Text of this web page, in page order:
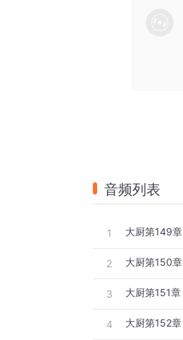
音频列表
1 大厨第149章
2 大厨第150章
3 大厨第151章
4 大厨第152章